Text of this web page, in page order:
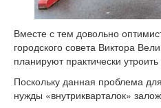
Вместе с тем довольно
городского совета Виктора
планируют практически
Поскольку данная проблема
нужды «внутрикварталок»